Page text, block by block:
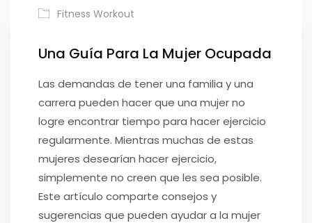
Fitness Workout
Una Guía Para La Mujer Ocupada
Las demandas de tener una familia y una
carrera pueden hacer que una mujer no
logre encontrar tiempo para hacer ejercicio
regularmente. Mientras muchas de estas
mujeres desearían hacer ejercicio,
simplemente no creen que les sea posible.
Este artículo comparte consejos y
sugerencias que pueden ayudar a la mujer